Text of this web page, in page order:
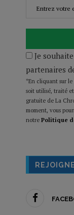
Je
partenaires
*En cliquant sur le
soit utilisé, traité
gratuite de La
moment, vous
notre Politique